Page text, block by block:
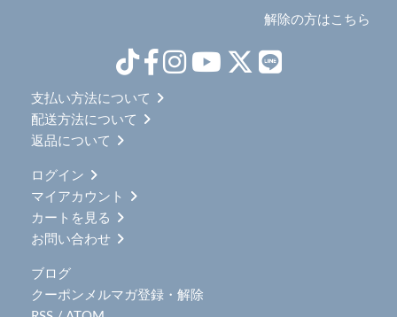
解除の方はこちら
支払い方法について
配送方法について
返品について
ログイン
マイアカウント
カートを見る
お問い合わせ
ブログ
クーポンメルマガ登録・解除